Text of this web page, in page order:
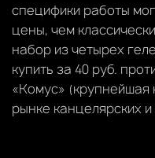
специфики работы
цены, чем
набор из четырех
купить за 40 руб.
«Комус» (крупнейшая
рынке канцелярских